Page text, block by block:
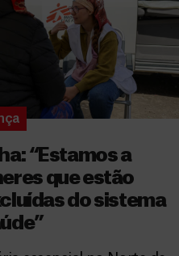
“Estamos a
que estão
do sistema